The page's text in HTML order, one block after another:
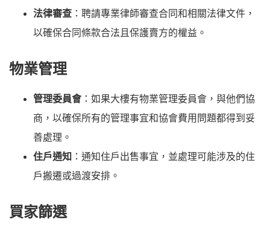
法律審查 ：聘請專業律師審查合同和相關法律文件，
以確保合同條款合法且保護賣方的權益。
物業管理
管理委員會：如果大樓有物業管理委員會，與他們協
商，以確保所有的管理事宜和協會費用問題都得到妥
善處理。
住戶通知 ：通知住戶出售事宜，並處理可能涉及的住
戶搬遷或過渡安排。
買家篩選